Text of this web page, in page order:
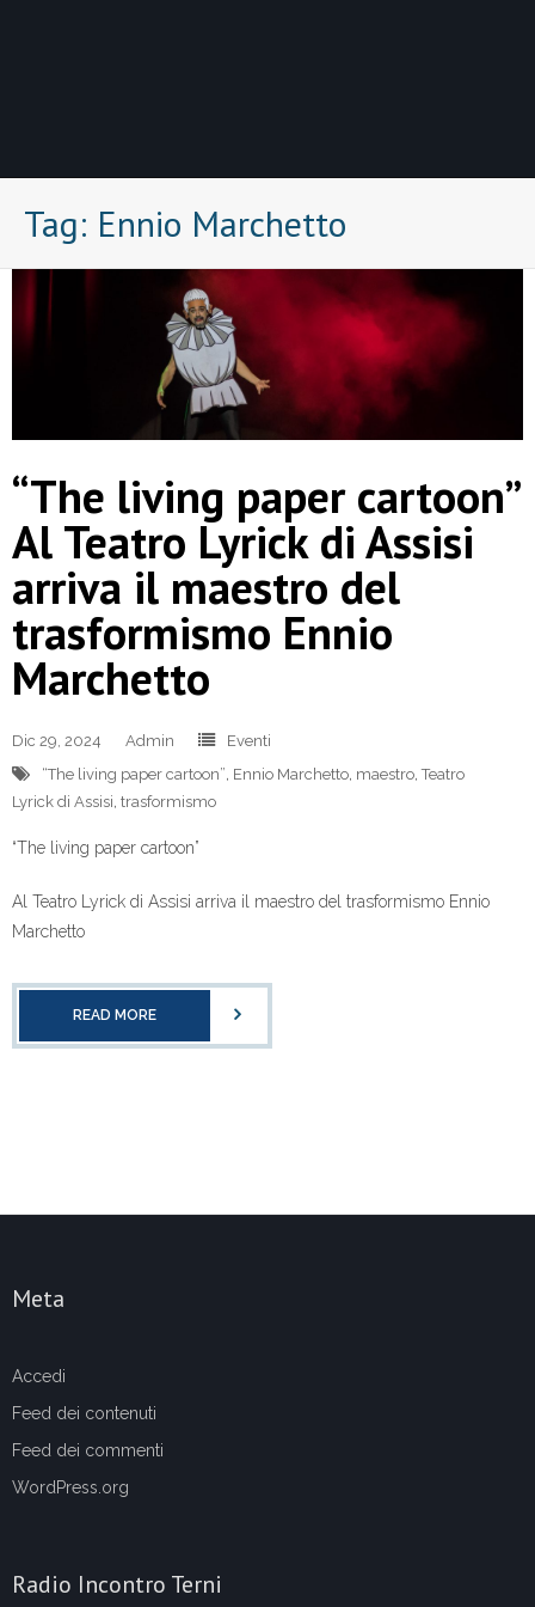
Tag: Ennio Marchetto
“The living paper cartoon”
Al Teatro Lyrick di Assisi
arriva il maestro del
trasformismo Ennio
Marchetto
Dic 29, 2024 Admin
Eventi
“The living paper cartoon” Ennio Marchetto maestro ,Teatro
Lyrick di Assisi trasformismo
“The living paper cartoon”
Al Teatro Lyrick di Assisi arriva il maestro del trasformismo Ennio
Marchetto
READ MORE
Meta
Accedi
Feed dei contenuti
Feed dei commenti
WordPress.org
Radio Incontro Terni